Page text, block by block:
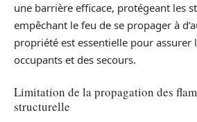
une barrière efficace, protégeant les
empêchant le feu de se propager à
propriété est essentielle pour assurer
occupants et des secours.
Limitation de la propagation des
structurelle